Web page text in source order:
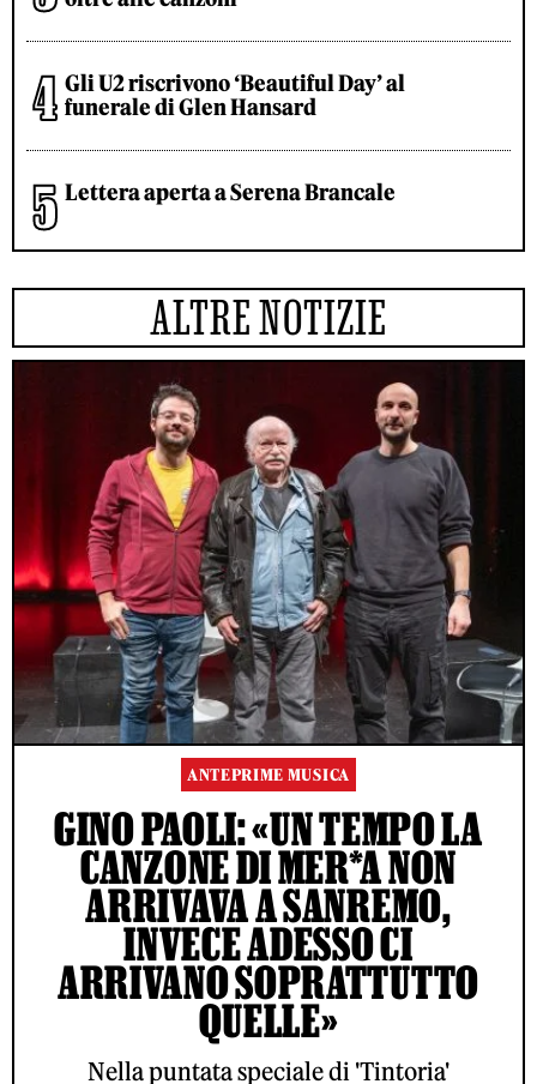
Gli U2 riscrivono ‘Beautiful Day’ al
funerale di Glen Hansard
Lettera aperta a Serena Brancale
ALTRE NOTIZIE
ANTEPRIME MUSICA
GINO PAOLI: «UN TEMPO LA
CANZONE DI MER*A NON
ARRIVAVA A SANREMO,
INVECE ADESSO CI
ARRIVANO SOPRATTUTTO
QUELLE»
Nella puntata speciale di 'Tintoria'